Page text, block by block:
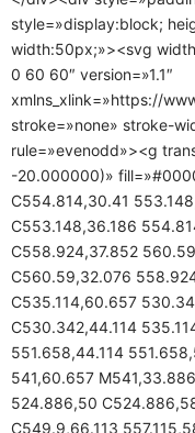
style=»display:block;
width:50px;»><svg
0 60 60″ version=»1.1″
xmlns_xlink=»https://
stroke=»none» stroke-
rule=»evenodd»><g
-20.000000)»
C554.814,30.41
C553.148,36.186
C558.924,37.852
C560.59,32.076
C535.114,60.657
C530.342,44.114
551.658,44.114
541,60.657
524.886,50
C549.9,66.113